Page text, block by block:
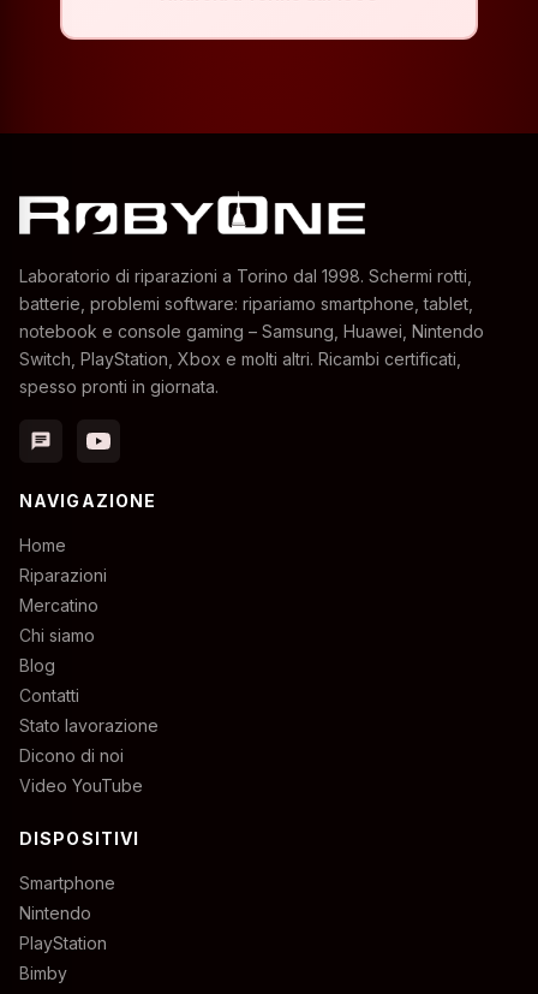
Laboratorio di riparazioni a Torino dal 1998. Schermi rotti,
batterie, problemi software: ripariamo smartphone, tablet,
notebook e console gaming – Samsung, Huawei, Nintendo
Switch, PlayStation, Xbox e molti altri. Ricambi certificati,
spesso pronti in giornata.
chat
NAVIGAZIONE
Home
Riparazioni
Mercatino
Chi siamo
Blog
Contatti
Stato lavorazione
Dicono di noi
Video YouTube
DISPOSITIVI
Smartphone
Nintendo
PlayStation
Bimby